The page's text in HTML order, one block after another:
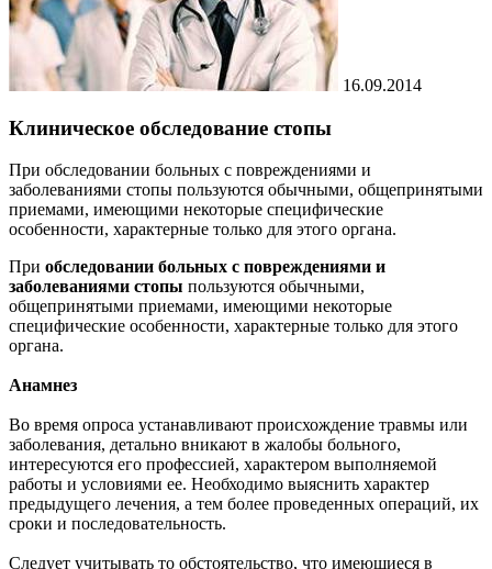
16.09.2014
Клиническое обследование стопы
При обследовании больных с повреждениями и
заболеваниями стопы пользуются обычными, общепринятыми
приемами, имеющими некоторые специфические
особенности, характерные только для этого органа.
При обследовании больных с повреждениями и
заболеваниями стопы пользуются обычными,
общепринятыми приемами, имеющими некоторые
специфические особенности, характерные только для этого
органа.
Анамнез
Во время опроса устанавливают происхождение травмы или
заболевания, детально вникают в жалобы больного,
интересуются его профессией, характером выполняемой
работы и условиями ее. Необходимо выяснить характер
предыдущего лечения, а тем более проведенных операций, их
сроки и последовательность.
Следует учитывать то обстоятельство, что имеющиеся в